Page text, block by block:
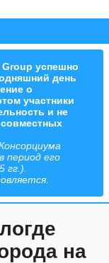
успешно
день
о
участники
и не
период его
гг.).
на